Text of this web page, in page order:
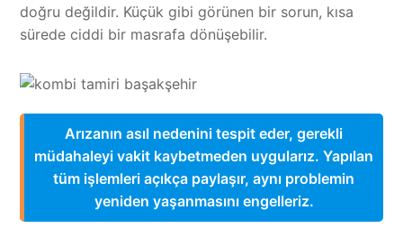
doğru değildir. Küçük gibi görünen bir sorun, kısa
sürede ciddi bir masrafa dönüşebilir.
Arızanın asıl nedenini tespit eder, gerekli
müdahaleyi vakit kaybetmeden uygularız. Yapılan
tüm işlemleri açıkça paylaşır, aynı problemin
yeniden yaşanmasını engelleriz.